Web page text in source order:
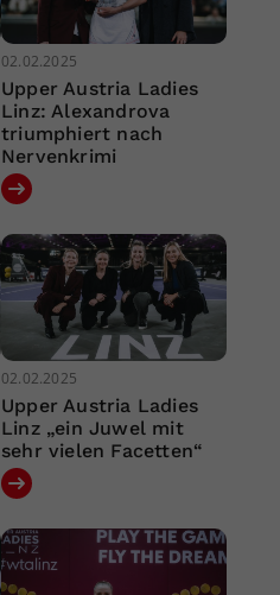
02.02.2025
Upper Austria Ladies
Linz: Alexandrova
triumphiert nach
Nervenkrimi
02.02.2025
Upper Austria Ladies
Linz „ein Juwel mit
sehr vielen Facetten“